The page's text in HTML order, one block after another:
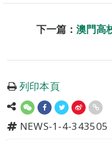
下一篇： 澳門高
列印本頁
NEWS-1-4-343505